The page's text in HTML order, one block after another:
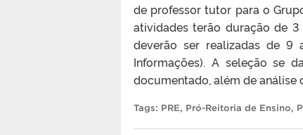
de professor tutor para o
atividades terão duração de
deverão ser realizadas de 9
Informações). A seleção se
documentado, além de análise
Tags: PRE, Pró-Reitoria de Ensino,